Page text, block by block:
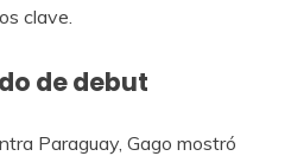
clave.
de debut
Paraguay, Gago mostró